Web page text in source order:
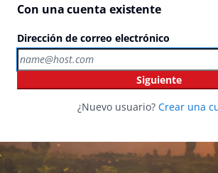
Con una cuenta existente
Dirección de correo electrónico
Siguiente
¿Nuevo usuario? Crear una